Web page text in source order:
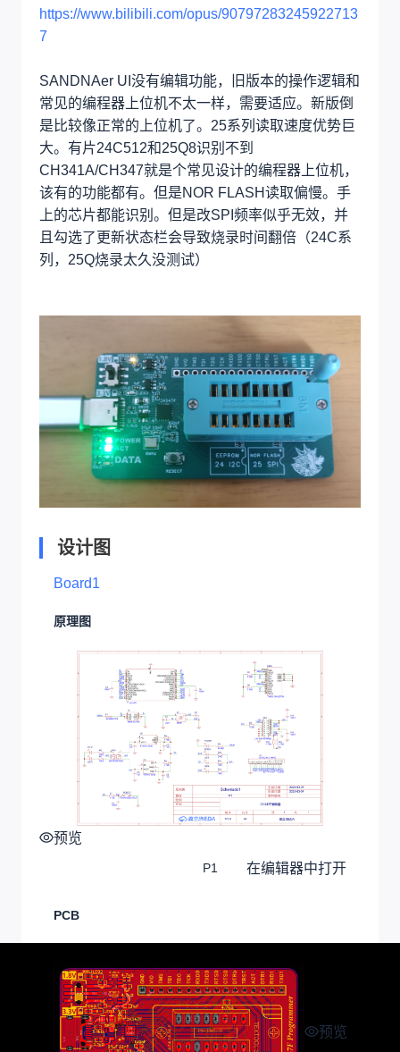
https://www.bilibili.com/opus/90797283245922713
7
SANDNAer UI没有编辑功能，旧版本的操作逻辑和
常见的编程器上位机不太一样，需要适应。新版倒
是比较像正常的上位机了。25系列读取速度优势巨
大。有片24C512和25Q8识别不到
CH341A/CH347就是个常见设计的编程器上位机，
该有的功能都有。但是NOR FLASH读取偏慢。手
上的芯片都能识别。但是改SPI频率似乎无效，并
且勾选了更新状态栏会导致烧录时间翻倍（24C系
列，25Q烧录太久没测试）
设计图
Board1
原理图
预览
P1 在编辑器中打开
PCB
预览